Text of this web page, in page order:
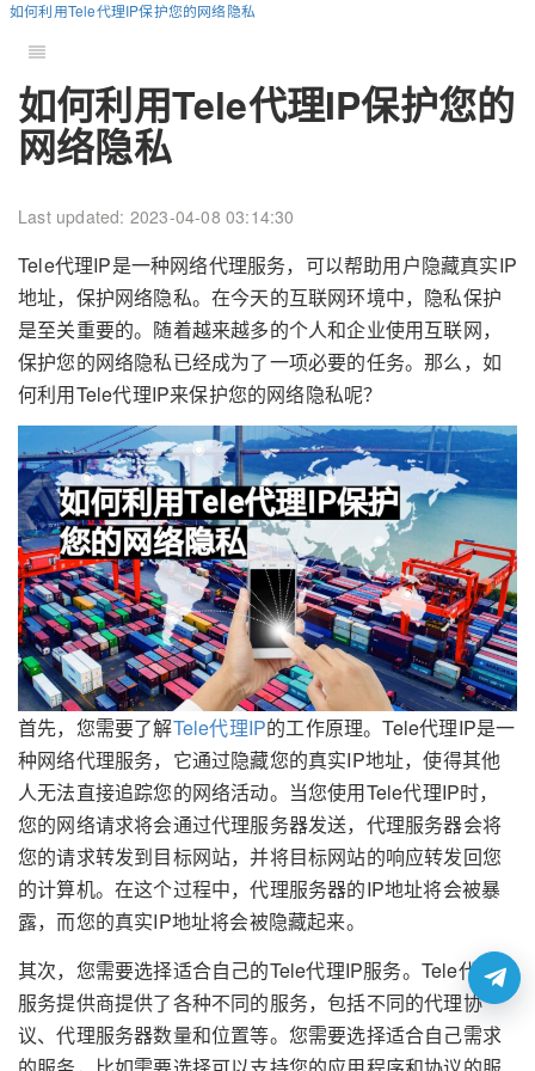
如何利用Tele代理IP保护您的网络隐私
如何利用Tele代理IP保护您的
网络隐私
Last updated: 2023-04-08 03:14:30
Tele代理IP是一种网络代理服务，可以帮助用户隐藏真实IP
地址，保护网络隐私。在今天的互联网环境中，隐私保护
是至关重要的。随着越来越多的个人和企业使用互联网，
保护您的网络隐私已经成为了一项必要的任务。那么，如
何利用Tele代理IP来保护您的网络隐私呢？
首先，您需要了解Tele代理IP的工作原理。Tele代理IP是一
种网络代理服务，它通过隐藏您的真实IP地址，使得其他
人无法直接追踪您的网络活动。当您使用Tele代理IP时，
您的网络请求将会通过代理服务器发送，代理服务器会将
您的请求转发到目标网站，并将目标网站的响应转发回您
的计算机。在这个过程中，代理服务器的IP地址将会被暴
露，而您的真实IP地址将会被隐藏起来。
其次，您需要选择适合自己的Tele代理IP服务。Tele代理IP
服务提供商提供了各种不同的服务，包括不同的代理协
议、代理服务器数量和位置等。您需要选择适合自己需求